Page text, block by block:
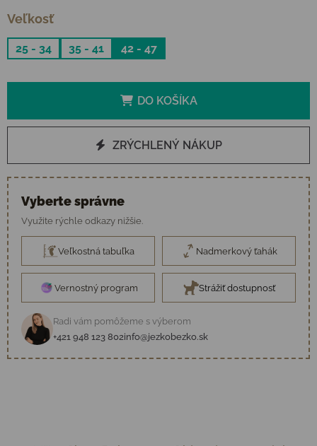
Veľkosť
25 - 34 35 - 41 42 - 47
DO KOŠÍKA
ZRÝCHLENÝ NÁKUP
Vyberte správne
Využite rýchle odkazy nižšie.
Veľkostná tabuľka Nadmerkový ťahák
Vernostný program Strážiť dostupnosť
Radi vám pomôžeme s výberom
+421 948 123 802info@jezkobezko.sk